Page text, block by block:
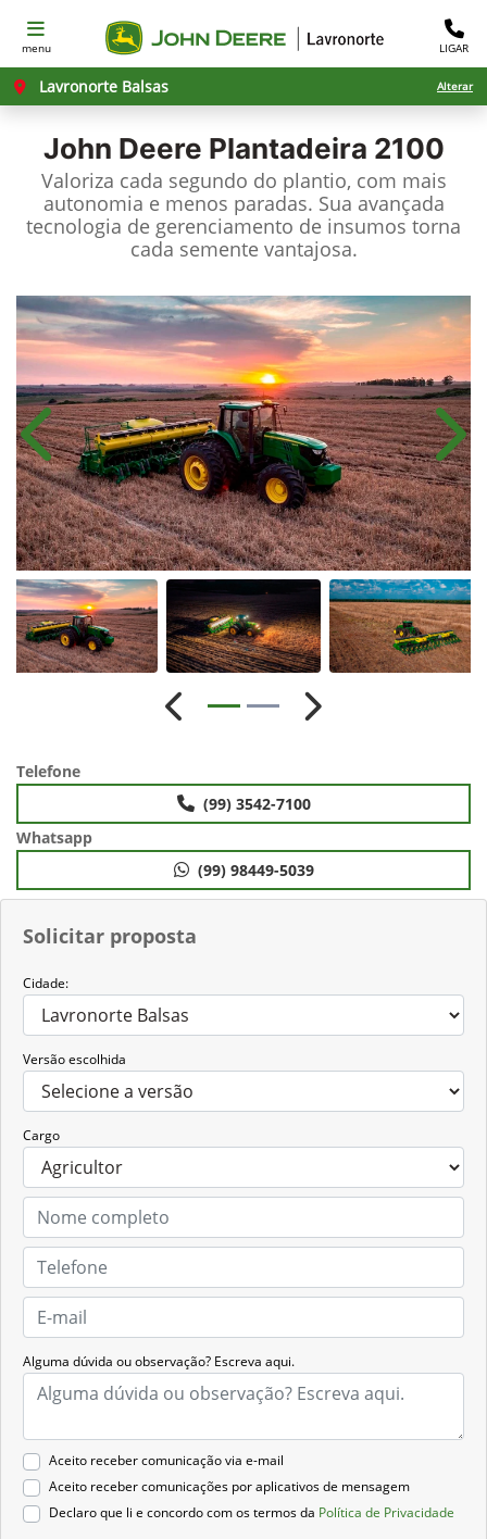
menu LIGAR
Lavronorte Balsas Alterar
John Deere Plantadeira 2100
Valoriza cada segundo do plantio, com mais
autonomia e menos paradas. Sua avançada
tecnologia de gerenciamento de insumos torna
cada semente vantajosa.
Solicitar proposta
Cidade:
Versão escolhida
Cargo
Alguma dúvida ou observação? Escreva aqui.
Aceito receber comunicação via e-mail
Aceito receber comunicações por aplicativos de mensagem
Declaro que li e concordo com os termos da Política de Privacidade
Anterior
Anterior Próximo
Telefone
(99) 3542-7100
Whatsapp
(99) 98449-5039